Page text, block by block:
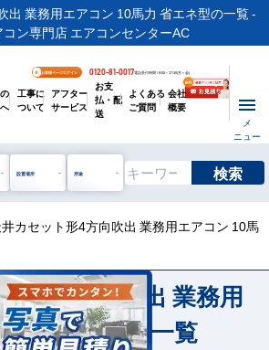
出 業務用エアコン 10馬力 省エネ型の一覧 -
ン専門店 エアコンセンターAC
お客様ページログイン 0120-81-0017電話受付時間 / 9:00～17:30(月～金)
工事に
ついて
アフター
サービス
お支
払・配
送
よくある
ご質問
会社
概要
メ
ニュー
設置場所 用途 検索
カセット形4方向吹出 業務用エアコン 10馬
ト形4方向吹出 業務用
馬力 省エネ 一覧